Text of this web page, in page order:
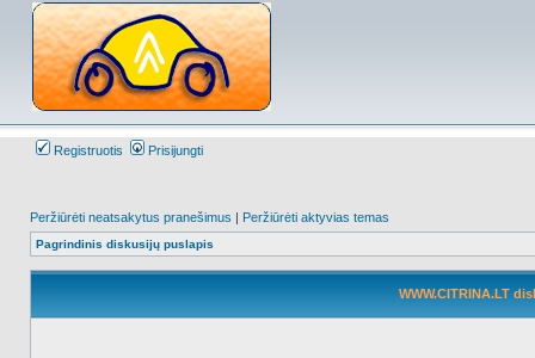
Registruotis Prisijungti
Peržiūrėti neatsakytus pranešimus | Peržiūrėti aktyvias temas
Pagrindinis diskusijų puslapis
WWW.CITRINA.LT